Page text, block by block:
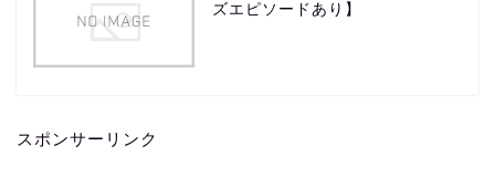
ズエピソードあり】
スポンサーリンク